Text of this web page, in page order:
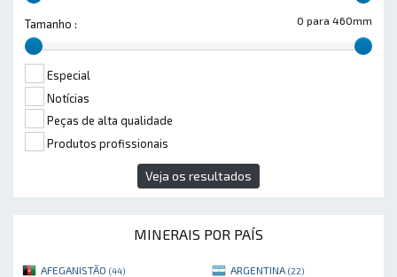
0 para 460mm
Tamanho :
Especial
Notícias
Peças de alta qualidade
Produtos profissionais
Veja os resultados
MINERAIS POR PAÍS
AFEGANISTÃO (44) ARGENTINA (22)